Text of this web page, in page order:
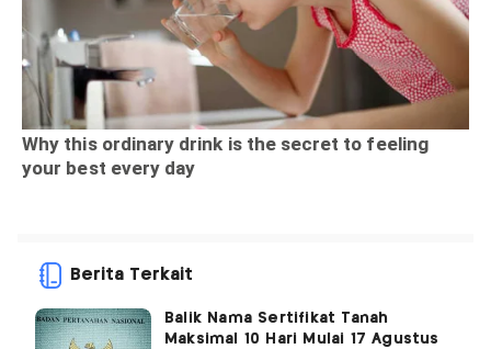
Berita Terkait
Balik Nama Sertifikat Tanah
Maksimal 10 Hari Mulai 17 Agustus